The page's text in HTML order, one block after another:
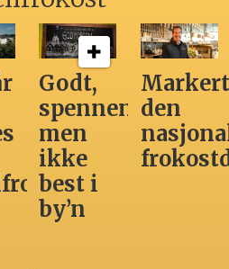
Godt,
spennende,
men
ikke
best i
by’n
den